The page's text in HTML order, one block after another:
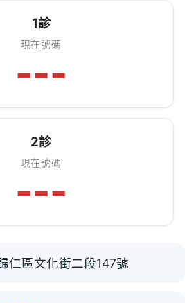
1診
現在號碼
---
2診
現在號碼
---
仁區文化街二段147號